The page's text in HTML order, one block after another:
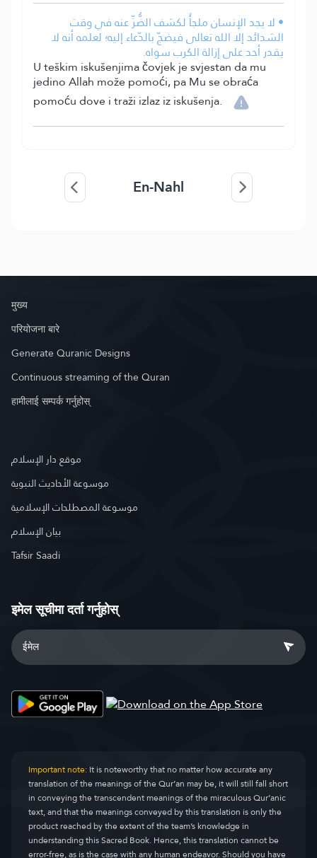
• لا يجد الإنسان ملجأً لكشف الضُّرِّ عنه في وقت
الشدائد إلا الله تعالى فيضجّ بالدّعاء إليه؛ لعلمه أنه لا
يقدر أحد على إزالة الكرب سواه.
U teškim iskušenjima čovjek je svjestan da mu
jedino Allah može pomoći, pa Mu se obraća
pomoću dove i traži izlaz iz iskušenja.
En-Nahl
मुख्य
परियोजना बारे
Generate Quranic Designs
Continuous streaming of the Quran
हामीलाई सम्पर्क गर्नुहोस्
موقع دار الإسلام
موسوعة الأحاديث النبوية
موسوعة المصطلحات الإسلامية
بيان الإسلام
Tafsir Saadi
इमेल सूचीमा दर्ता गर्नुहोस्
Important note:It is noteworthy that no matter how accurate any
translation of the meanings of the Qur’an may be, it will still fall short
in conveying the transcendent meanings of the miraculous Qur’anic
text, and that the meanings conveyed by this translation is only the
product reached by the extent of the team’s knowledge in
understanding this Sacred Book. Hence, this translation cannot be
error-free, as is the case with any human endeavor. Should you have